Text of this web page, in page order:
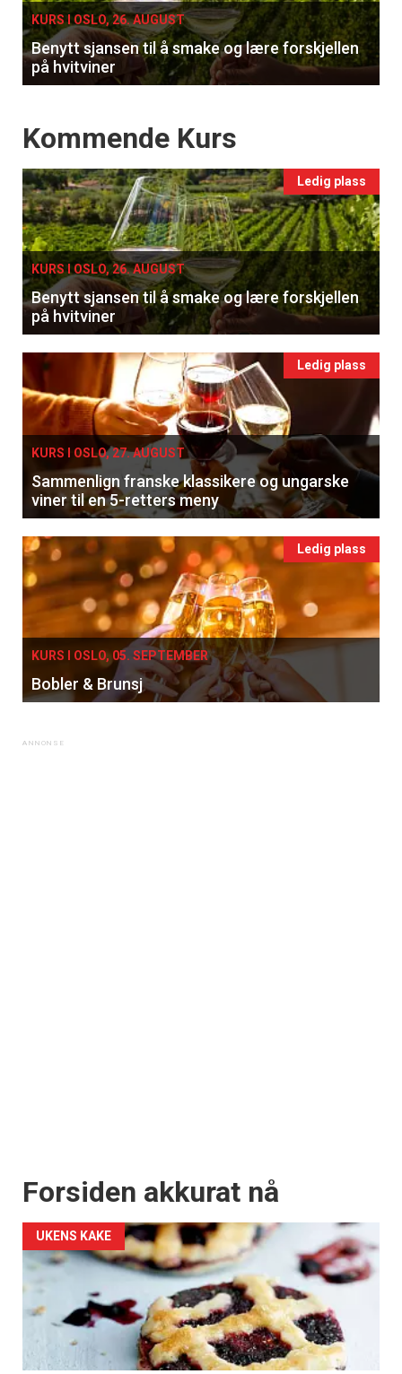
×
Få ukentlige nyhetsbrev fra
Vi tilbyr flere ukentlige nyhetsbrev. Du
tilsendt.
Registrer deg
KURS I OSLO, 26. AUGUST
Benytt sjansen til å smake og lære forskjellen
på hvitviner
Events
Kommende Kurs
Ledig plass
KURS I OSLO, 26. AUGUST
Benytt sjansen til å smake og lære forskjellen
på hvitviner
Ledig plass
KURS I OSLO, 27. AUGUST
Sammenlign franske klassikere og ungarske
viner til en 5-retters meny
Ledig plass
KURS I OSLO, 05. SEPTEMBER
Bobler & Brunsj
Forsiden akkurat nå
UKENS KAKE